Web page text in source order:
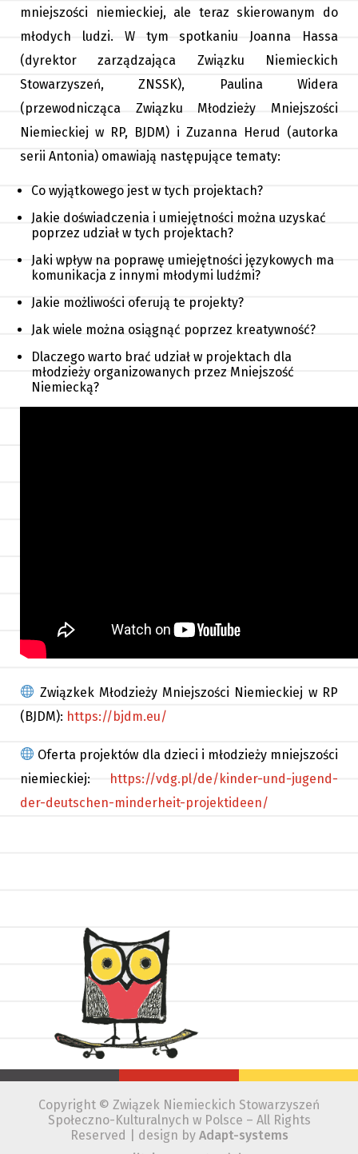
mniejszości niemieckiej, ale teraz skierowanym do
młodych ludzi. W tym spotkaniu Joanna Hassa
(dyrektor zarządzająca Związku Niemieckich
Stowarzyszeń, ZNSSK), Paulina Widera
(przewodnicząca Związku Młodzieży Mniejszości
Niemieckiej w RP, BJDM) i Zuzanna Herud (autorka
serii Antonia) omawiają następujące tematy:
Co wyjątkowego jest w tych projektach?
Jakie doświadczenia i umiejętności można uzyskać
poprzez udział w tych projektach?
Jaki wpływ na poprawę umiejętności językowych ma
komunikacja z innymi młodymi ludźmi?
Jakie możliwości oferują te projekty?
Jak wiele można osiągnąć poprzez kreatywność?
Dlaczego warto brać udział w projektach dla
młodzieży organizowanych przez Mniejszość
Niemiecką?
Związkek Młodzieży Mniejszości Niemieckiej w RP
(BJDM): https://bjdm.eu/
Oferta projektów dla dzieci i młodzieży mniejszości
niemieckiej:
https://vdg.pl/de/kinder-und-jugend-
der-deutschen-minderheit-projektideen/
Copyright © Związek Niemieckich Stowarzyszeń
Społeczno-Kulturalnych w Polsce – All Rights
Reserved | design by Adapt-systems